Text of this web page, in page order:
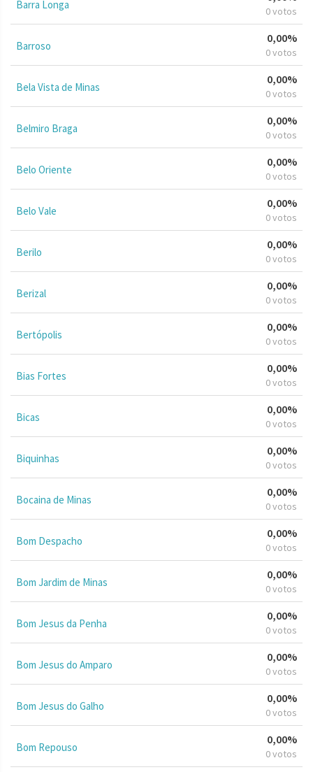
Barra Longa 0 votos
Barroso
0,00%
0 votos
Bela Vista de Minas
0,00%
0 votos
Belmiro Braga
0,00%
0 votos
Belo Oriente
0,00%
0 votos
Belo Vale
0,00%
0 votos
Berilo
0,00%
0 votos
Berizal
0,00%
0 votos
Bertópolis
0,00%
0 votos
Bias Fortes
0,00%
0 votos
Bicas
0,00%
0 votos
Biquinhas
0,00%
0 votos
Bocaina de Minas
0,00%
0 votos
Bom Despacho
0,00%
0 votos
Bom Jardim de Minas
0,00%
0 votos
Bom Jesus da Penha
0,00%
0 votos
Bom Jesus do Amparo
0,00%
0 votos
Bom Jesus do Galho
0,00%
0 votos
Bom Repouso
0,00%
0 votos